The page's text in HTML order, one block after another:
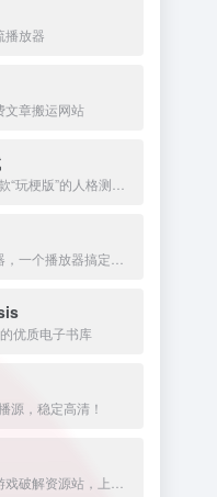
播放器
文章搬运网站
优质电子书库
源，稳定高清！